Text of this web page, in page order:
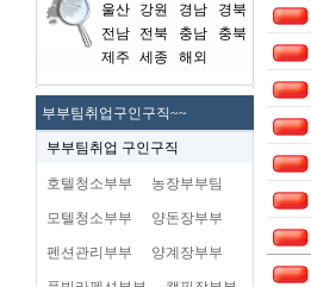
울산
강원 경남
경북
전남
전북 충남
충북
제주
세종 해외
부부팀취업구인구직~~
부부팀취업 구인구직
호텔청소부부 농장부부팀
모텔청소부부 양돈장부부
펜션관리부부 양계장부부